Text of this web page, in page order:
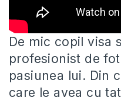
De mic copil visa
profesionist de
pasiunea lui. Din
care le avea cu